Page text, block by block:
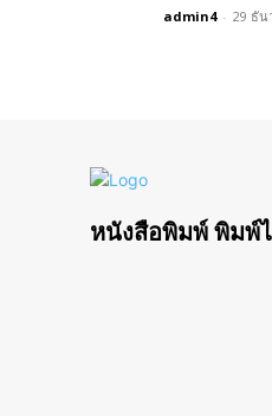
admin4 - 29 ธัน
หนังสือพิมพ์ พิมพ์